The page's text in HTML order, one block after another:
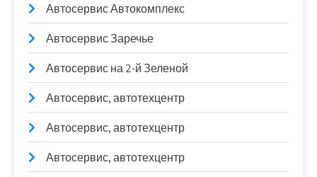
Автосервис Автокомплекс
Автосервис Заречье
Автосервис на 2-й Зеленой
Автосервис, автотехцентр
Автосервис, автотехцентр
Автосервис, автотехцентр